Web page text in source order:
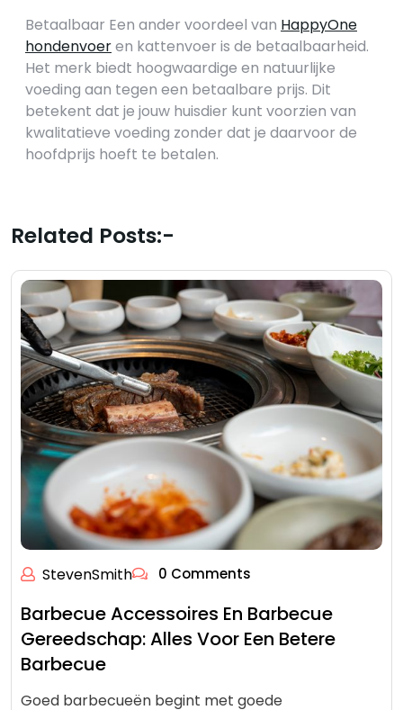
Betaalbaar Een ander voordeel van HappyOne
hondenvoeren kattenvoer is de betaalbaarheid.
Het merk biedt hoogwaardige en natuurlijke
voeding aan tegen een betaalbare prijs. Dit
betekent dat je jouw huisdier kunt voorzien van
kwalitatieve voeding zonder dat je daarvoor de
hoofdprijs hoeft te betalen.
Related Posts:-
StevenSmith 0 Comments
Barbecue Accessoires En Barbecue
Gereedschap: Alles Voor Een Betere
Barbecue
Goed barbecueën begint met goede